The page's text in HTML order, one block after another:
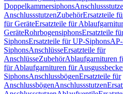
Doppelkammersiphons
AnschlussstutzenZubehörErsatzteile
für GeräteErsatzteile für
GeräteRohrbogensiphonsErsatzteile
SiphonsErsatzteile für UP-Siphons
SiphonsAnschlüsseErsatzteile für
AnschlüsseZubehörAblaufgarnituren
für Ablaufgarnituren für
SiphonsAnschlussbögenErsatzteile für
AnschlussbögenAnschlussstutzen